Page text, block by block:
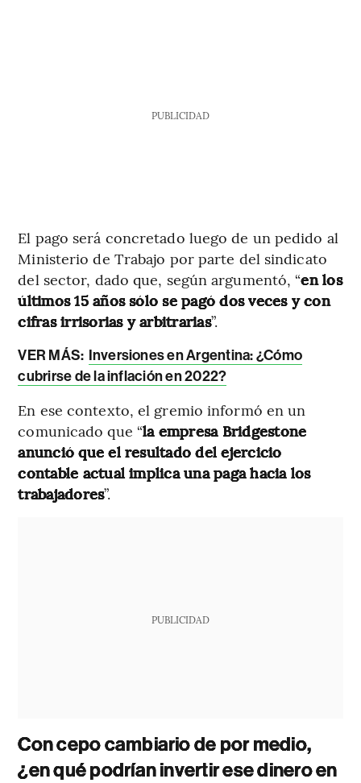
PUBLICIDAD
El pago será concretado luego de un pedido al
Ministerio de Trabajo por parte del sindicato
del sector, dado que, según argumentó, “en los
últimos 15 años sólo se pagó dos veces y con
cifras irrisorias y arbitrarias”.
VER MÁS: Inversiones en Argentina: ¿Cómo
cubrirse de la inflación en 2022?
En ese contexto, el gremio informó en un
comunicado que “la empresa Bridgestone
anunció que el resultado del ejercicio
contable actual implica una paga hacia los
trabajadores”.
PUBLICIDAD
Con cepo cambiario de por medio,
¿en qué podrían invertir ese dinero en